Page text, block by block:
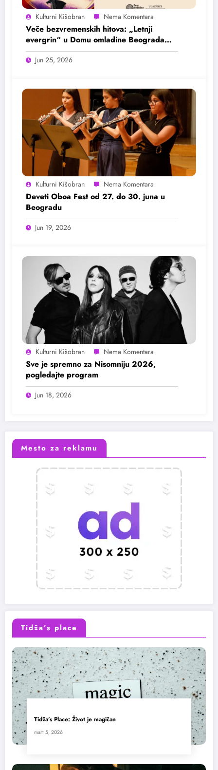
Kulturni Kišobran
Veče bezvremenskih hitova: „Letnji
evergrin“ u Domu omladine Beograda
25. juna
Jun 25, 2026
Kulturni Kišobran
Deveti Oboa Fest od 27. do 30. juna u
Beogradu
Jun 19, 2026
Kulturni Kišobran
Sve je spremno za Nisomniju 2026,
pogledajte program
Jun 18, 2026
Mesto za reklamu
Tidža’s place
Tidža’s Place: Život je magičan
mart 5, 2026